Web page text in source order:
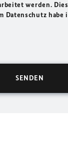
werden.
habe